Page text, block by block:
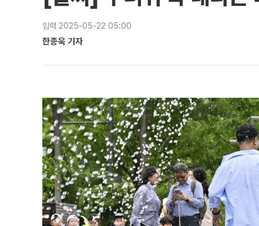
입력 2025-05-22 05:00
한종욱 기자